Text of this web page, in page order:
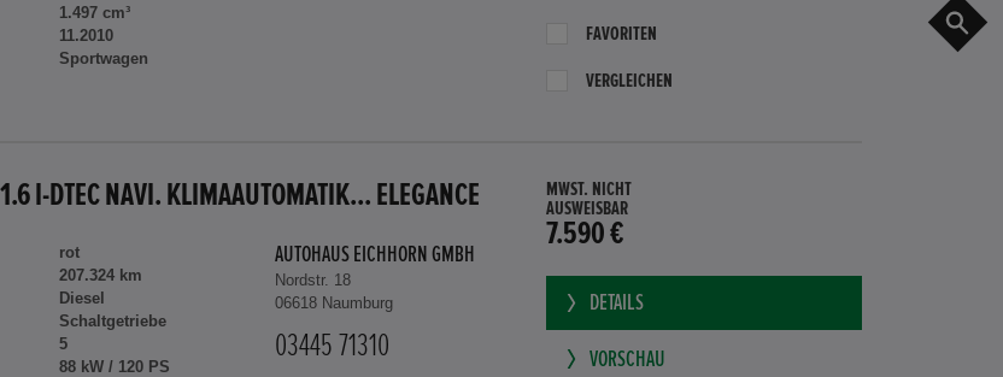
1.497 cm³
11.2010
Sportwagen
FAVORITEN
VERGLEICHEN
I-DTEC NAVI. KLIMAAUTOMATIK... ELEGANCE
rot
207.324 km
Diesel
Schaltgetriebe
5
88 kW / 120 PS
AUTOHAUS EICHHORN GMBH
Nordstr. 18
06618 Naumburg
03445 71310
MWST. NICHT
AUSWEISBAR
7.590 €
DETAILS
VORSCHAU